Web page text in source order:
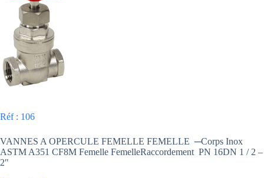
Réf : 106
VANNES A OPERCULE FEMELLE FEMELLE ─Corps Inox
ASTM A351 CF8M Femelle FemelleRaccordement PN 16DN 1 / 2 –
2″